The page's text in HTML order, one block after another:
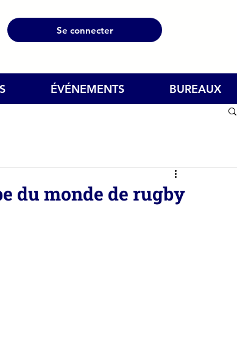
Se connecter
ÉVÉNEMENTS BUREAUX
du monde de rugby